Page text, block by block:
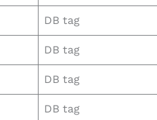
DB tag
DB tag
DB tag
DB tag